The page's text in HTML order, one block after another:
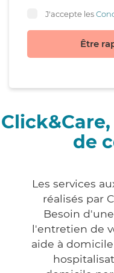
J'accepte les
Être
de
Les services
réalisés par
Besoin
l'entretien de
aide à